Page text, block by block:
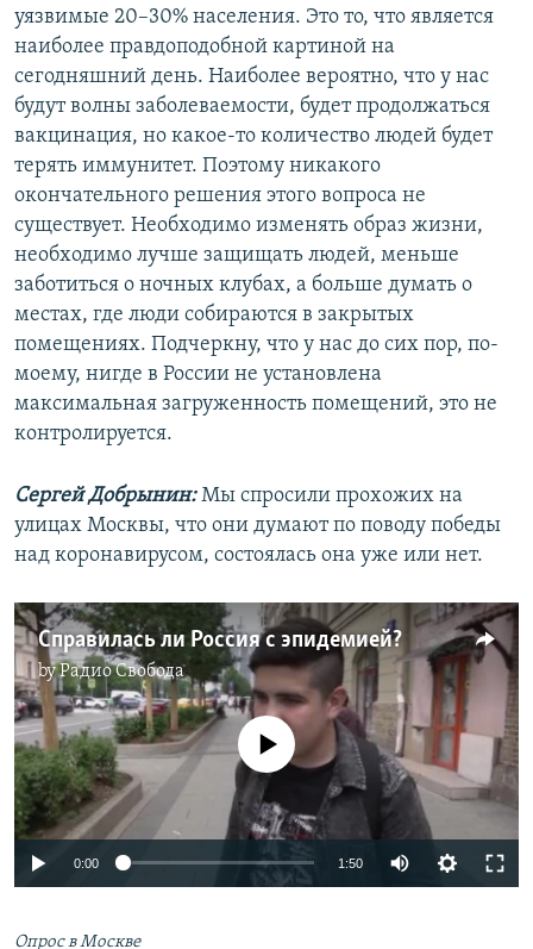
уязвимые 20–30% населения. Это то, что является
наиболее правдоподобной картиной на
сегодняшний день. Наиболее вероятно, что у нас
будут волны заболеваемости, будет продолжаться
вакцинация, но какое-то количество людей будет
терять иммунитет. Поэтому никакого
окончательного решения этого вопроса не
существует. Необходимо изменять образ жизни,
необходимо лучше защищать людей, меньше
заботиться о ночных клубах, а больше думать о
местах, где люди собираются в закрытых
помещениях. Подчеркну, что у нас до сих пор, по-
моему, нигде в России не установлена
максимальная загруженность помещений, это не
контролируется.
Сергей Добрынин:Мы спросили прохожих на
улицах Москвы, что они думают по поводу победы
над коронавирусом, состоялась она уже или нет.
Справилась ли Россия с эпидемией?
byРадио Свобода
No media source currently available
0:00 1:50
Опрос в Москве